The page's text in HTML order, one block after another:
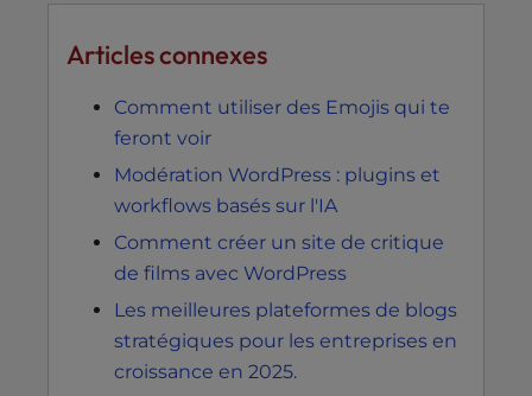
Articles connexes
Comment utiliser des Emojis qui te
feront voir
Modération WordPress : plugins et
workflows basés sur l'IA
Comment créer un site de critique
de films avec WordPress
Les meilleures plateformes de blogs
stratégiques pour les entreprises en
croissance en 2025.